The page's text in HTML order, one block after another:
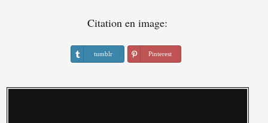
Citation en image:
tumblr Pinterest